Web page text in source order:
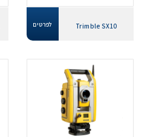
Trimble SX10 לפרטים